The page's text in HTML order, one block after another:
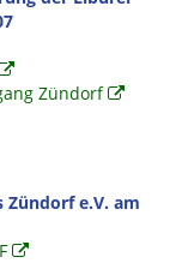
Zündorf
Zündorf e.V. am